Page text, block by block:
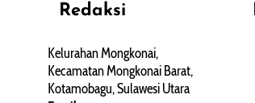
Redaksi
Kelurahan Mongkonai,
Kecamatan Mongkonai Barat,
Kotamobagu, Sulawesi Utara